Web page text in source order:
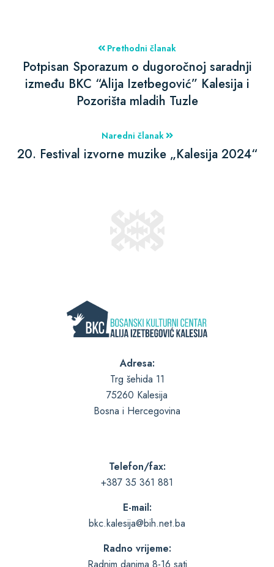
Prethodni članak
Potpisan Sporazum o dugoročnoj saradnji
između BKC “Alija Izetbegović” Kalesija i
Pozorišta mladih Tuzle
Naredni članak
20. Festival izvorne muzike „Kalesija 2024“
Adresa:
Trg šehida 11
75260 Kalesija
Bosna i Hercegovina
Telefon/fax:
+387 35 361 881
E-mail:
bkc.kalesija@bih.net.ba
Radno vrijeme: